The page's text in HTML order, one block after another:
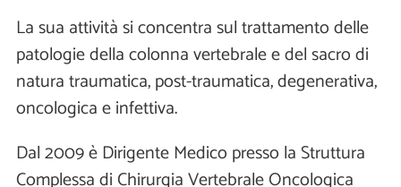
La sua attività si concentra sul trattamento delle
patologie della colonna vertebrale e del sacro di
natura traumatica, post-traumatica, degenerativa,
oncologica e infettiva.
Dal 2009 è Dirigente Medico presso la Struttura
Complessa di Chirurgia Vertebrale Oncologica